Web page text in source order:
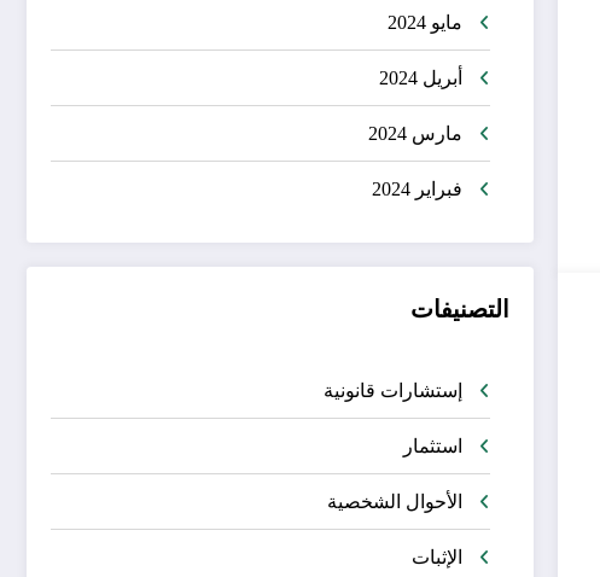
مايو 2024
أبريل 2024
مارس 2024
فبراير 2024
التصنيفات
إستشارات قانونية
استثمار
الأحوال الشخصية
الإثبات